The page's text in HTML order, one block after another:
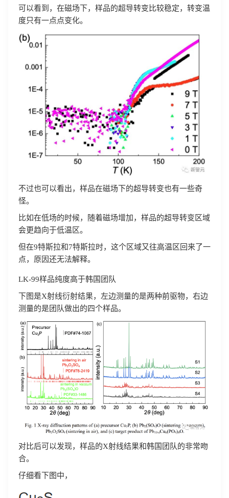
可以看到，在磁场下，样品的超导转变比较稳定，转变温
度只有一点点变化。
不过也可以看出，样品在磁场下的超导转变也有一些奇
怪。
比如在低场的时候，随着磁场增加，样品的超导转变区域
会更趋向于低温区。
但在9特斯拉和7特斯拉时，这个区域又往高温区回来了一
点，原因还无法解释。
LK-99样品纯度高于韩国团队
下图是X射线衍射结果，左边测量的是两种前驱物，右边
测量的是团队做出的四个样品。
对比后可以发现，样品的X射线结果和韩国团队的非常吻
合。
仔细看下图中，